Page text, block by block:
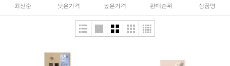
최신순 낮은가격 높은가격 판매순위 상품명